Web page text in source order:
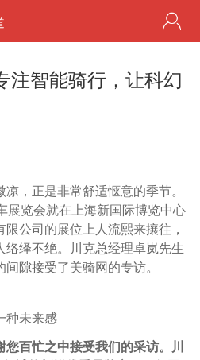
注智能骑行，让科幻
，正是非常舒适惬意的季节。
展览会就在上海新国际博览中心
公司的展位上人流熙来攘往，
络绎不绝。川克总经理卓岚先生
间隙接受了美骑网的专访。
种未来感
百忙之中接受我们的采访。川